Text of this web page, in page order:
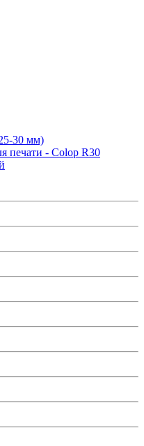
30 мм)
печати - Colop R30